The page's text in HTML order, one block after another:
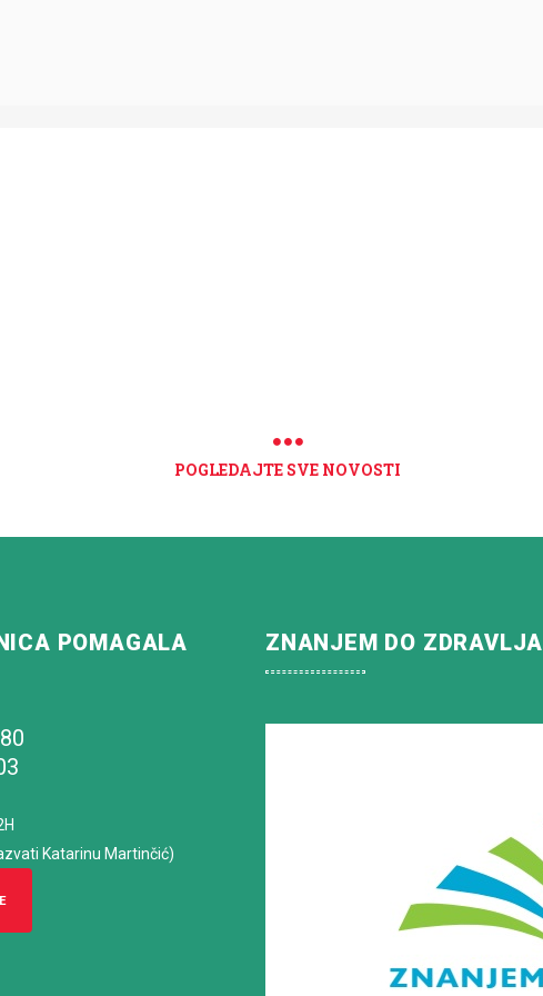
POGLEDAJTE SVE NOVOSTI
POMAGALA
Katarinu Martinčić)
ZNANJEM DO ZDRAVLJA